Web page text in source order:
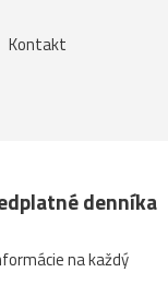
Kontakt
denníka
na každý